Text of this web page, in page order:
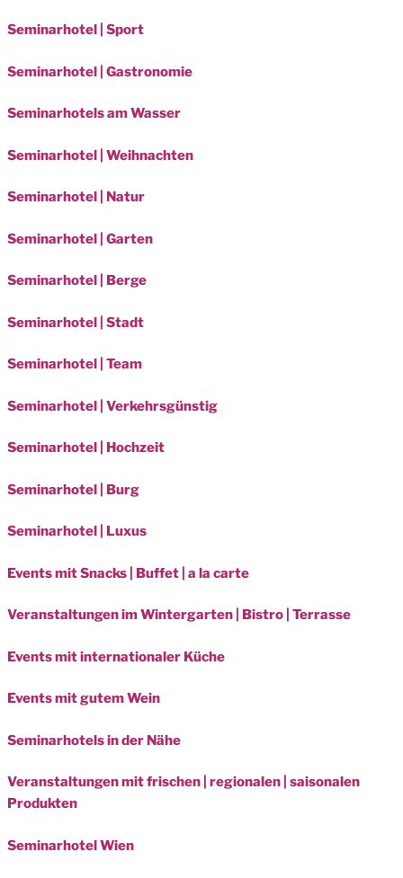
Seminarhotel | Sport
Seminarhotel | Gastronomie
Seminarhotels am Wasser
Seminarhotel | Weihnachten
Seminarhotel | Natur
Seminarhotel | Garten
Seminarhotel | Berge
Seminarhotel | Stadt
Seminarhotel | Team
Seminarhotel | Verkehrsgünstig
Seminarhotel | Hochzeit
Seminarhotel | Burg
Seminarhotel | Luxus
Events mit Snacks | Buffet | a la carte
Veranstaltungen im Wintergarten | Bistro | Terrasse
Events mit internationaler Küche
Events mit gutem Wein
Seminarhotels in der Nähe
Veranstaltungen mit frischen | regionalen | saisonalen
Produkten
Seminarhotel Wien